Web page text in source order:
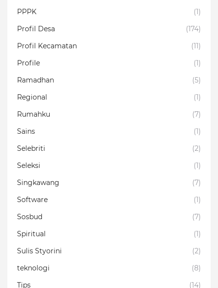
PPPK
(1)
Profil Desa
(174)
Profil Kecamatan
(11)
Profile
(1)
Ramadhan
(5)
Regional
(1)
Rumahku
(7)
Sains
(1)
Selebriti
(2)
Seleksi
(1)
Singkawang
(7)
Software
(1)
Sosbud
(7)
Spiritual
(1)
Sulis Styorini
(2)
teknologi
(8)
Tips
(14)